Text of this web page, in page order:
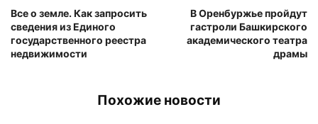
Все о земле. Как запросить
сведения из Единого
государственного реестра
недвижимости
В Оренбуржье пройдут
гастроли Башкирского
академического театра
драмы
Похожие новости